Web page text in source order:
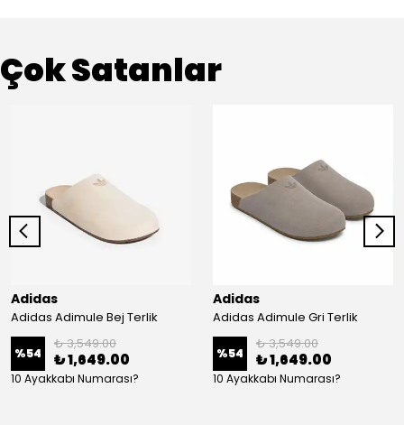
Çok Satanlar
Adidas
Adidas Adimule Bej Terlik
%54
₺ 3,549.00
₺ 1,649.00
10 Ayakkabı Numarası?
Adidas
Adidas Adimule Gri Terlik
%54
₺ 3,549.00
₺ 1,649.00
10 Ayakkabı Numarası?